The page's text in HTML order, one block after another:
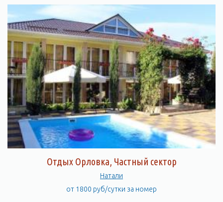
Отдых Орловка, Частный сектор
Натали
от 1800 руб/сутки за номер